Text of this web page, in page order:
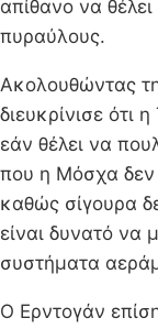
απίθανο να
πυραύλους.
Ακολουθώντας
διευκρίνισε ότι
εάν θέλει να
που η Μόσχα δεν
καθώς σίγουρα
είναι δυνατό να
συστήματα
Ο Ερντογάν